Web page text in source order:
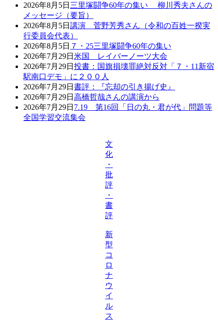
2026年8月5日 三里塚闘争60年の集い 柳川秀夫さんの
メッセージ（要旨）
2026年8月5日 講演 菅野芳秀さん（令和の百姓一揆実
行委員会代表）
2026年8月5日 ７・25三里塚闘争60年の集い
2026年7月29日 米国 レイバーノーツ大会
2026年7月29日 投書：国旗損壊罪絶対反対「７・11新宿
駅南口デモ」に２００人
2026年7月29日 書評：『忘却の引き揚げ史』
2026年7月29日 高橋哲哉さんの講演から
2026年7月29日 7.19 第16回「日の丸・君が代」問題等
全国学習交流集会
文
化
・
批
評
・
書
評
新
型
コ
ロ
ナ
ウ
イ
ル
ス